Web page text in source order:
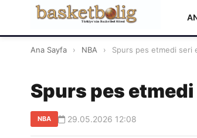
Ana Sayfa › NBA › Spurs pes etmedi seri
Spurs pes
NBA 29.05.2026 12:08